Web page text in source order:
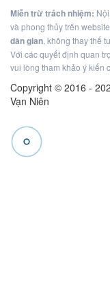
Miễn trừ trách nhiệm:
và phong thủy trên
dân gian, không thay thế
Với các quyết định quan
vui lòng tham khảo ý kiến
Copyright © 2016 -
Vạn Niên